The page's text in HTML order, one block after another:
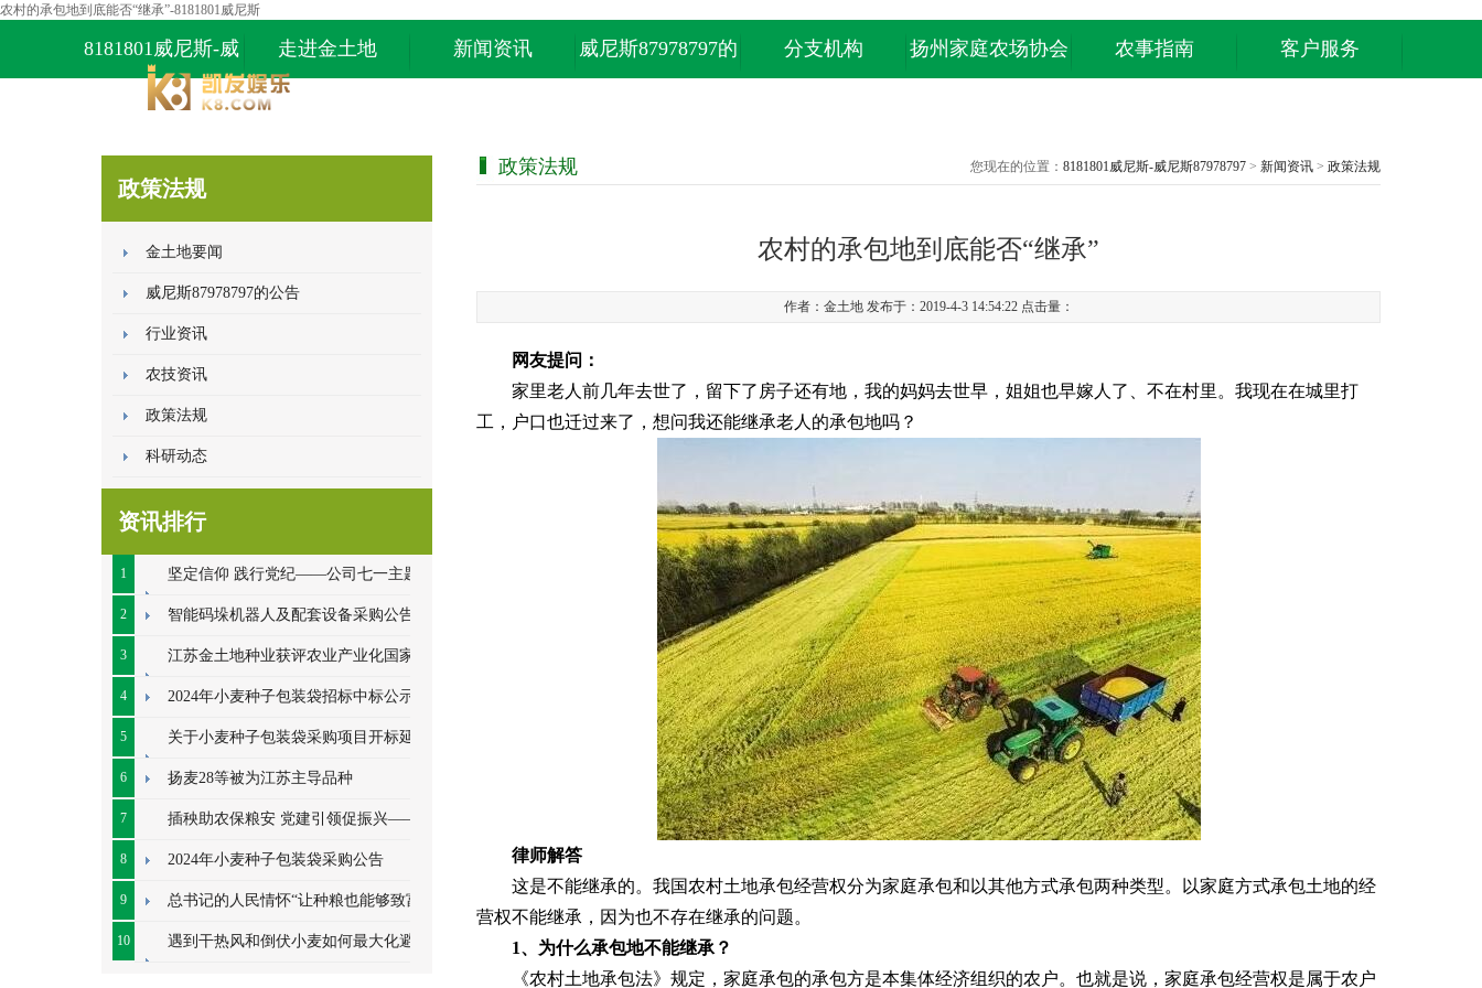
农村的承包地到底能否“继承”-8181801威尼斯
8181801威尼斯-威
尼斯87978797
走进金土地 新闻资讯 威尼斯87978797的 分支机构 扬州家庭农场协会 农事指南 客户服务
政策法规
金土地要闻
威尼斯87978797的公告
行业资讯
农技资讯
政策法规
科研动态
资讯排行
1 坚定信仰 践行党纪——公司七一主题党
日系列活动顺利开展
2 智能码垛机器人及配套设备采购公告
3 江苏金土地种业获评农业产业化国家重
点龙头企业
4 2024年小麦种子包装袋招标中标公示
5 关于小麦种子包装袋采购项目开标延期
的公告
6 扬麦28等被为江苏主导品种
7 插秧助农保粮安 党建引领促振兴——七
里甸社区党总支、公司党支部联合开展插秧助
农耕
8 2024年小麦种子包装袋采购公告
9 总书记的人民情怀“让种粮也能够致富”
10 遇到干热风和倒伏小麦如何最大化避免
政策法规 您现在的位置： 8181801威尼斯-威尼斯87978797 > 新闻资讯 > 政策法规
农村的承包地到底能否“继承”
作者：金土地 发布于：2019-4-3 14:54:22 点击量：
网友提问：
家里老人前几年去世了，留下了房子还有地，我的妈妈去世早，姐姐也早嫁人了、不在村里。我现在在城里打
工，户口也迁过来了，想问我还能继承老人的承包地吗？
律师解答
这是不能继承的。我国农村土地承包经营权分为家庭承包和以其他方式承包两种类型。以家庭方式承包土地的经
营权不能继承，因为也不存在继承的问题。
1、 为什么承包地不能继承？
《农村土地承包法》规定，家庭承包的承包方是本集体经济组织的农户。也就是说，家庭承包经营权是属于农户